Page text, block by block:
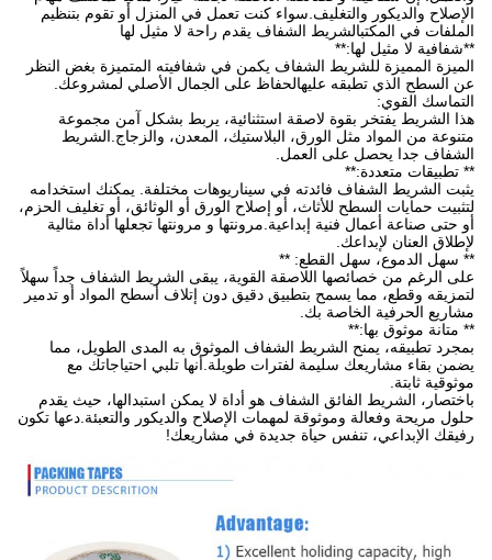
الإصلاح والديكور والتغليف.سواء كنت تعمل في المنزل أو تقوم بتنظيم
الملفات في المكتبالشريط الشفاف يقدم راحة لا مثيل لها
**شفافية لا مثيل لها:**
الميزة المميزة للشريط الشفاف يكمن في شفافيته المتميزة بغض النظر
عن السطح الذي تطبقه عليهالحفاظ على الجمال الأصلي لمشروعك.
التماسك القوي:
هذا الشريط يفتخر بقوة لاصقة استثنائية، يربط بشكل آمن مجموعة
متنوعة من المواد مثل الورق، البلاستيك، المعدن، والزجاج.الشريط
الشفاف جدا يحصل على العمل.
** تطبيقات متعددة:**
يثبت الشريط الشفاف فائدته في سيناريوهات مختلفة. يمكنك استخدامه
لتثبيت حمايات السطح للأثاث، أو إصلاح الورق أو الوثائق، أو تغليف الحزم،
أو حتى صناعة أعمال فنية إبداعية.مرونتها و مرونتها تجعلها أداة مثالية
لإطلاق العنان لإبداعك.
** سهل الدموع، سهل القطع: **
على الرغم من خصائصها اللاصقة القوية، يبقى الشريط الشفاف جداً سهلاً
لتمزيقه وقطع، مما يسمح بتطبيق دقيق دون إتلاف أسطح المواد أو تدمير
مشاريع الحرفية الخاصة بك.
** متانة موثوق بها:**
بمجرد تطبيقه، يمنح الشريط الشفاف الموثوق به المدى الطويل، مما
يضمن بقاء مشاريعك سليمة لفترات طويلة.أنها تلبي احتياجاتك مع
موثوقية ثابتة.
باختصار، الشريط الفائق الشفاف هو أداة لا يمكن استبدالها، حيث يقدم
حلول مريحة وفعالة وموثوقة لمهمات الإصلاح والديكور والتعبئة.دعها تكون
رفيقك الإبداعي، تنفس حياة جديدة في مشاريعك!